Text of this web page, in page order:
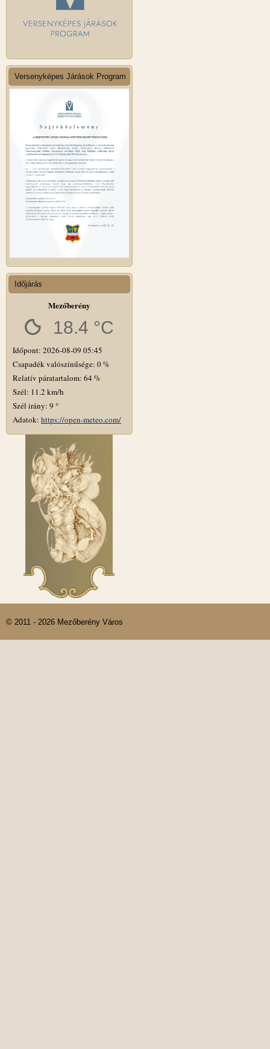
Versenyképes Járások Program
Időjárás
Mezőberény
18.4 °C
Időpont: 2026-08-09 05:45
Csapadék valószínűsége: 0 %
Relatív páratartalom: 64 %
Szél: 11.2 km/h
Szél irány: 9 °
Adatok: https://open-meteo.com/
© 2011 - 2026 Mezőberény Város